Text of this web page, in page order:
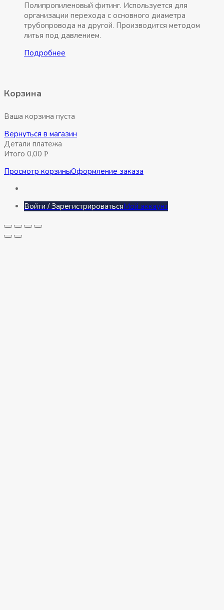
Полипропиленовый фитинг. Используется для
организации перехода с основного диаметра
трубопровода на другой. Производится методом
литья под давлением.
Подробнее
Корзина
Ваша корзина пуста
Вернуться в магазин
Детали платежа
Итого 0,00 Р
Просмотр корзиныОформление заказа
Войти / ЗарегистрироватьсяМой аккаунт